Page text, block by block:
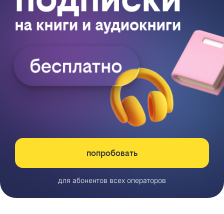
попробовать
для абонентов всех операторов